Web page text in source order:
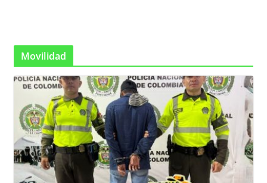
Movilidad